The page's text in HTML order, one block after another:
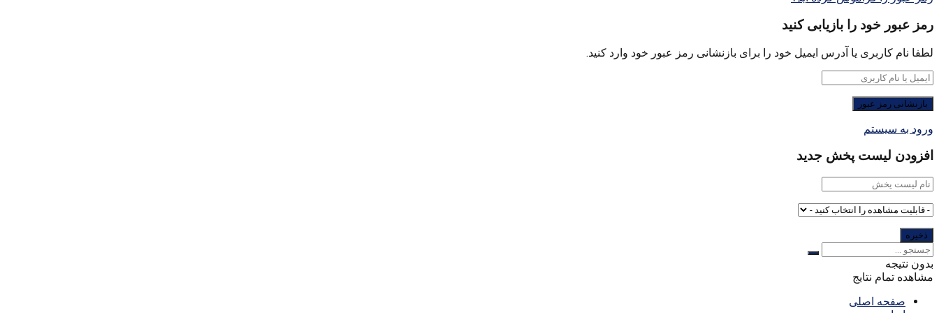
رمز عبور خود را بازیابی کنید
لطفا نام کاربری یا آدرس ایمیل خود را برای بازنشانی رمز عبور خود وارد کنید.
ورود به سیستم
افزودن لیست پخش جدید
بدون نتیجه
مشاهده تمام نتایج
صفحه اصلی